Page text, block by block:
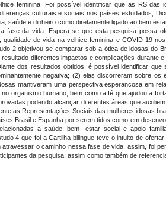
feminina. Foi possível identificar que as RS das
culturais e sociais nos países estudados;
e dinheiro como diretamente ligado ao bem
da vida. Espera-se que esta pesquisa possa
de vida na velhice feminina e COVID-19
2 objetivou-se comparar sob a ótica de idosas do
diferentes impactos e complicações durante
dos resultados obtidos, é possível identificar
negativa; (2) elas discorreram sobre os
mantiveram uma perspectiva esperançosa em
organismo humano, bem como a fé que ajudou a
podendo alcançar diferentes áreas que
as Representações Sociais das mulheres idosas
Brasil e Espanha por serem tidos como em
a saúde, bem- estar social e apoio
4 que foi a Cartilha bilingue teve o intuito de
o caminho nessa fase de vida, assim, foi
da pesquisa, assim como também de